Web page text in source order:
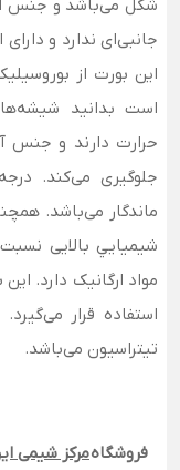
جانبی‌ای ندارد و دارای
این بورت از
است بدانید
حرارت دارند و جنس
جلوگیری می‌کند.
ماندگار می‌باشد.
شيميايي بالایی
مواد ارگانيک دارد.
استفاده قرار
تیتراسیون می‌باشد.
فروشگاهمرکز شیمی